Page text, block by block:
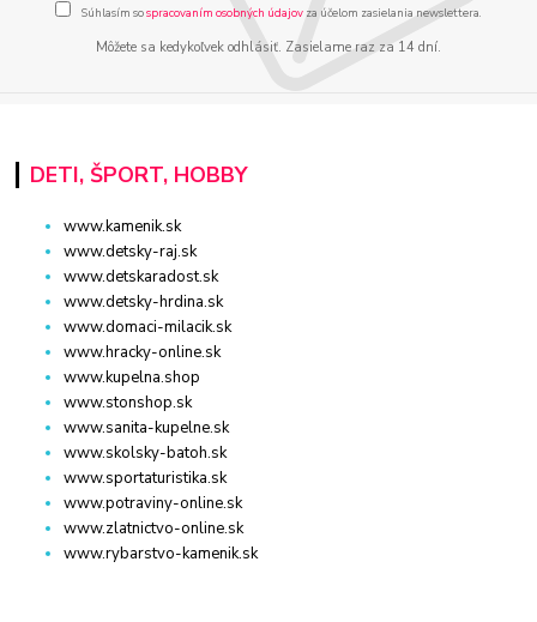
Súhlasím sospracovaním osobných údajov za účelom zasielania newslettera.
Môžete sa kedykoľvek odhlásiť. Zasielame raz za 14 dní.
DETI, ŠPORT, HOBBY
www.kamenik.sk
www.detsky-raj.sk
www.detskaradost.sk
www.detsky-hrdina.sk
www.domaci-milacik.sk
www.hracky-online.sk
www.kupelna.shop
www.stonshop.sk
www.sanita-kupelne.sk
www.skolsky-batoh.sk
www.sportaturistika.sk
www.potraviny-online.sk
www.zlatnictvo-online.sk
www.rybarstvo-kamenik.sk